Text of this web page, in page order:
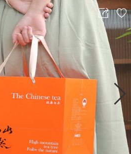
分 收
藏